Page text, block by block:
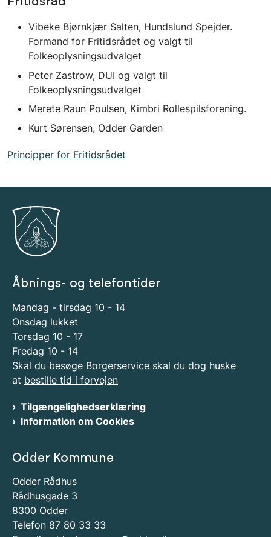
Vibeke Bjørnkjær Salten, Hundslund Spejder.
Formand for Fritidsrådet og valgt til
Folkeoplysningsudvalget
Peter Zastrow, DUI og valgt til
Folkeoplysningsudvalget
Merete Raun Poulsen, Kimbri Rollespilsforening.
Kurt Sørensen, Odder Garden
Principper for Fritidsrådet
Åbnings- og telefontider
Mandag - tirsdag 10 - 14
Onsdag lukket
Torsdag 10 - 17
Fredag 10 - 14
Skal du besøge Borgerservice skal du dog huske
at bestille tid i forvejen
Tilgængelighedserklæring
Information om Cookies
Odder Kommune
Odder Rådhus
Rådhusgade 3
8300 Odder
Telefon 87 80 33 33